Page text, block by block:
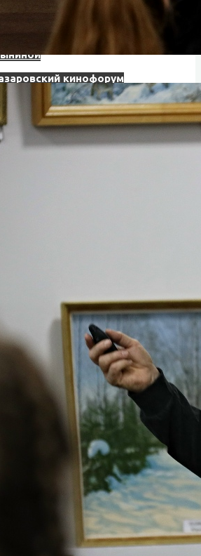
кинофорум
фильмов имени Марины
кинофорум
фильмов имени Марины
кинофорум
фильмов имени Марины
кинофорум
фильмов имени Марины
кинофорум
фильмов имени Марины
кинофорум
фильмов имени Марины